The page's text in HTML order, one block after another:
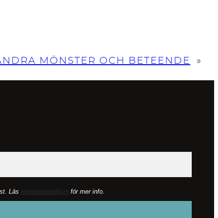
MÖNSTER OCH BETEENDE »
Läs integritetspolicyn för mer info.